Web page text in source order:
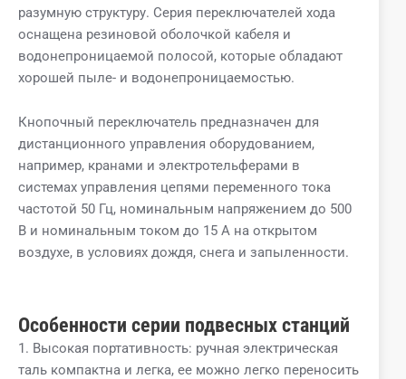
разумную структуру. Серия переключателей хода
оснащена резиновой оболочкой кабеля и
водонепроницаемой полосой, которые обладают
хорошей пыле- и водонепроницаемостью.
Кнопочный переключатель предназначен для
дистанционного управления оборудованием,
например, кранами и электротельферами в
системах управления цепями переменного тока
частотой 50 Гц, номинальным напряжением до 500
В и номинальным током до 15 А на открытом
воздухе, в условиях дождя, снега и запыленности.
Особенности серии подвесных станций
1. Высокая портативность: ручная электрическая
таль компактна и легка, ее можно легко переносить